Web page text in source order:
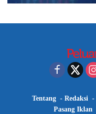
Tentang Redaksi
Pasang Iklan